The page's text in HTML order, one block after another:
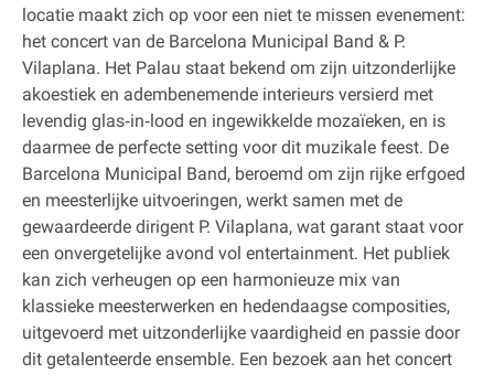
locatie maakt zich op voor een niet te missen evenement:
het concert van de Barcelona Municipal Band & P.
Vilaplana. Het Palau staat bekend om zijn uitzonderlijke
akoestiek en adembenemende interieurs versierd met
levendig glas‐in‐lood en ingewikkelde mozaïeken, en is
daarmee de perfecte setting voor dit muzikale feest. De
Barcelona Municipal Band, beroemd om zijn rijke erfgoed
en meesterlijke uitvoeringen, werkt samen met de
gewaardeerde dirigent P. Vilaplana, wat garant staat voor
een onvergetelijke avond vol entertainment. Het publiek
kan zich verheugen op een harmonieuze mix van
klassieke meesterwerken en hedendaagse composities,
uitgevoerd met uitzonderlijke vaardigheid en passie door
dit getalenteerde ensemble. Een bezoek aan het concert